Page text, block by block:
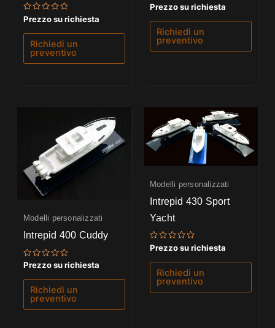
Valutato
0
su
Prezzo su richiesta
Richiedi un
preventivo
Valutato
0
su
Prezzo su richiesta
Richiedi un
preventivo
Modelli personalizzati
Intrepid 400 Cuddy
Valutato
su
Prezzo su richiesta
Richiedi un
preventivo
Modelli personalizzati
Intrepid 430 Sport
Yacht
Valutato
su
Prezzo su richiesta
Richiedi un
preventivo